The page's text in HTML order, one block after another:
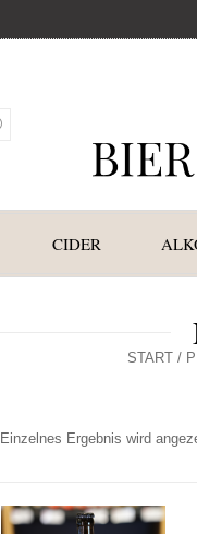
CIDER
START/
Einzelnes Ergebnis wird